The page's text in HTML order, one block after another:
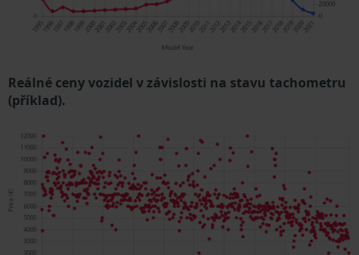
Reálné ceny vozidel v závislosti na stavu tachometru
(příklad).